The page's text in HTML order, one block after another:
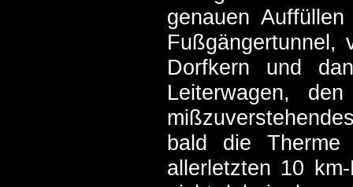
genauen
Fußgängertunnel,
Dorfkern und
Leiterwagen,
bald die
allerletzten 10